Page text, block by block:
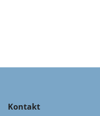
Kontakt